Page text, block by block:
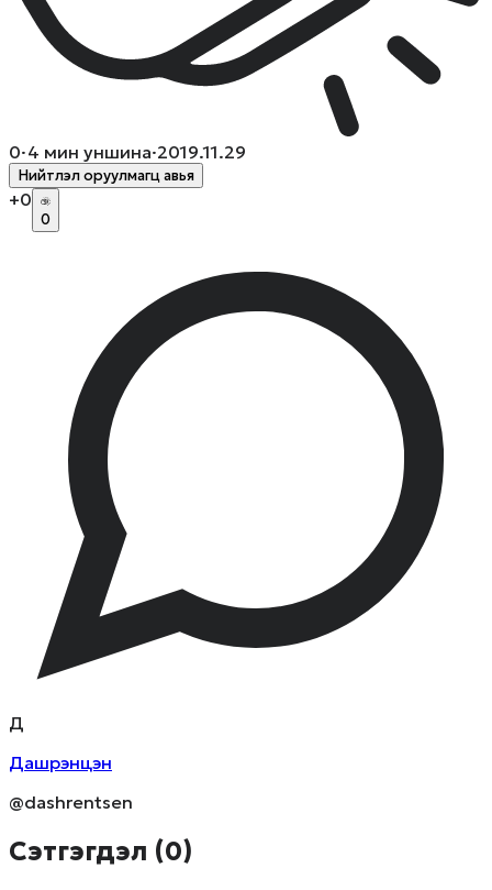
0·4 мин уншина·2019.11.29
Нийтлэл оруулмагц авья
+0
0
Д
Дашрэнцэн
@dashrentsen
Сэтгэгдэл (0)